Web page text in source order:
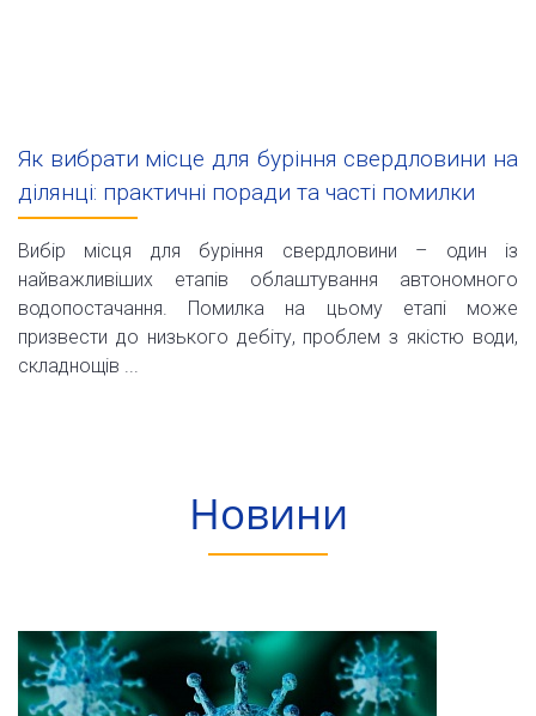
Як вибрати місце для буріння свердловини на
ділянці: практичні поради та часті помилки
Вибір місця для буріння свердловини – один із
найважливіших етапів облаштування автономного
водопостачання. Помилка на цьому етапі може
призвести до низького дебіту, проблем з якістю води,
складнощів ...
Новини